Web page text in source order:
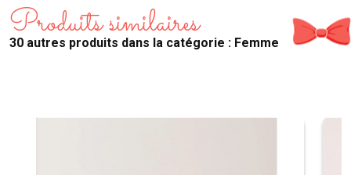
Produits similaires
30 autres produits dans la catégorie : Femme